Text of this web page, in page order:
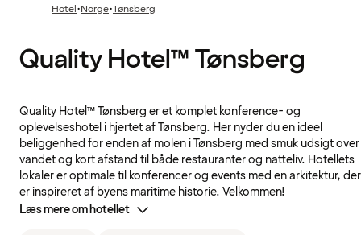
Hotel·Norge·Tønsberg
Quality Hotel™ Tønsberg
Quality Hotel™ Tønsberg er et komplet konference- og
oplevelseshotel i hjertet af Tønsberg. Her nyder du en ideel
beliggenhed for enden af molen i Tønsberg med smuk udsigt over
vandet og kort afstand til både restauranter og natteliv. Hotellets
lokaler er optimale til konferencer og events med en arkitektur, der
er inspireret af byens maritime historie. Velkommen!
Læs mere om hotellet